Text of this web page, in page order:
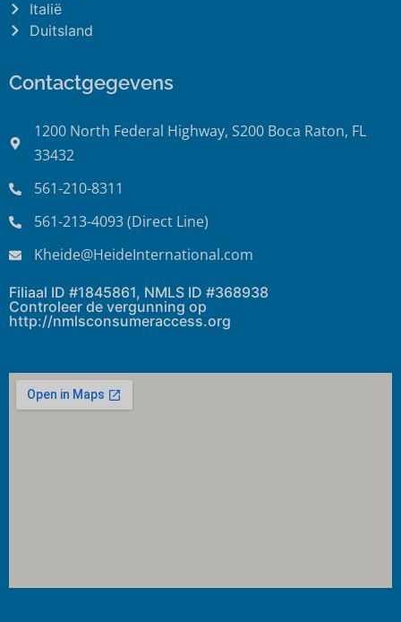
Italië
Duitsland
Contactgegevens
1200 North Federal Highway, S200 Boca Raton, FL
33432
561-210-8311
561-213-4093 (Direct Line)
Kheide@HeideInternational.com
Filiaal ID #1845861, NMLS ID #368938
Controleer de vergunning op
http://nmlsconsumeraccess.org